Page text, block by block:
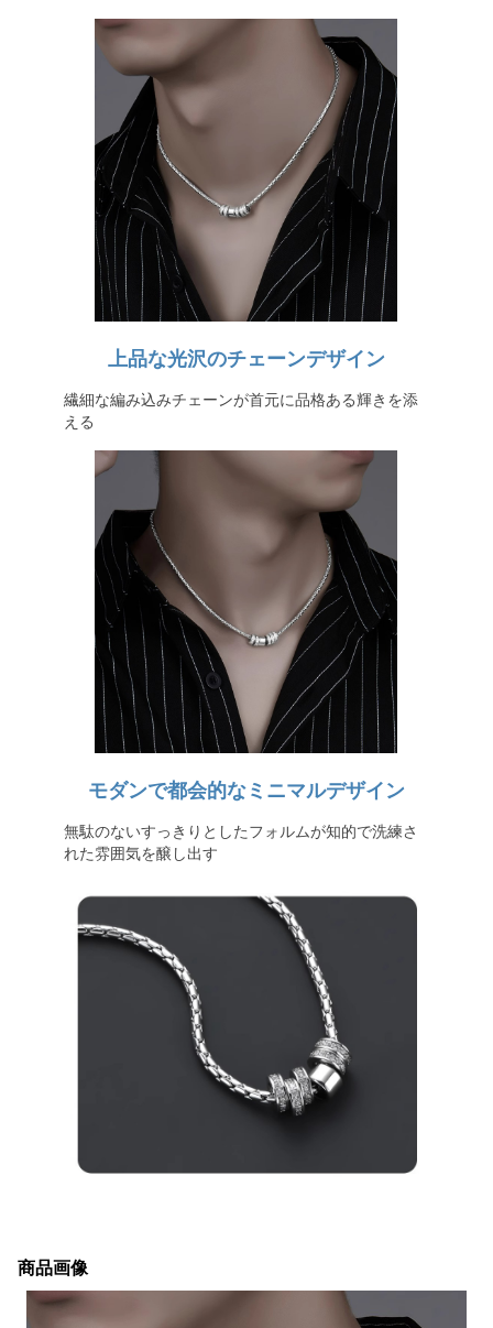
上品な光沢のチェーンデザイン
繊細な編み込みチェーンが首元に品格ある輝きを添
える
モダンで都会的なミニマルデザイン
無駄のないすっきりとしたフォルムが知的で洗練さ
れた雰囲気を醸し出す
商品画像